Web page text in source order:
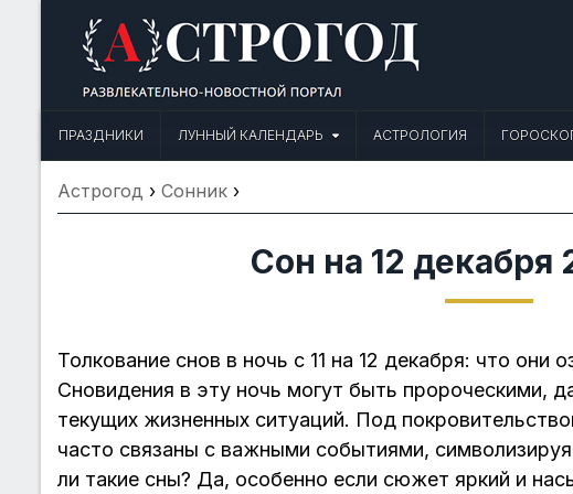
Астрогод: Праздники сегодня,
ПРАЗДНИКИ
ЛУННЫЙ КАЛЕНДАРЬ АСТРОЛОГИЯ
Астрогод › Сонник ›
Сон на 12 декабря
Толкование снов в ночь с 11 на 12 декабря: что они
Сновидения в эту ночь могут быть пророческими,
текущих жизненных ситуаций. Под
часто связаны с важными событиями,
ли такие сны? Да, особенно если сюжет яркий и